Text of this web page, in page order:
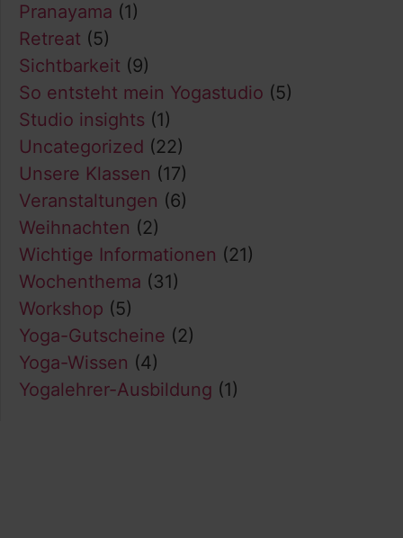
Pranayama (1)
Retreat (5)
Sichtbarkeit (9)
So entsteht mein Yogastudio (5)
Studio insights (1)
Uncategorized (22)
Unsere Klassen (17)
Veranstaltungen (6)
Weihnachten (2)
Wichtige Informationen (21)
Wochenthema (31)
Workshop (5)
Yoga-Gutscheine (2)
Yoga-Wissen (4)
Yogalehrer-Ausbildung (1)